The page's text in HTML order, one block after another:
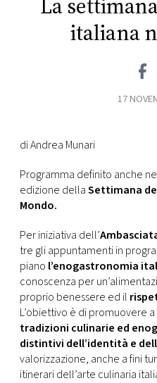
La
italiana
17
di Andrea Munari
Programma definito anche
edizione dellaSettimana
Mondo.
Per iniziativa dell’
tre gli appuntamenti in
piano l’enogastronomia
conoscenza per
proprio benessere ed il
L’obiettivo è di promuovere
tradizioni culinarie ed
distintivi dell’identità e
valorizzazione, anche a fini
itinerari dell’arte culinaria